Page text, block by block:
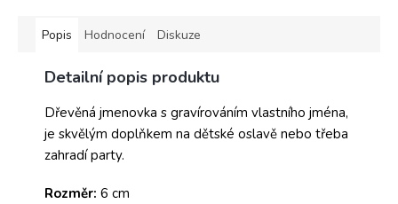
Popis Hodnocení Diskuze
Detailní popis produktu
Dřevěná jmenovka s gravírováním vlastního jména,
je skvělým doplňkem na dětské oslavě nebo třeba
zahradí party.
Rozměr: 6 cm